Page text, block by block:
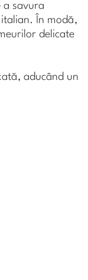
a savura
În modă,
delicate
aducând un